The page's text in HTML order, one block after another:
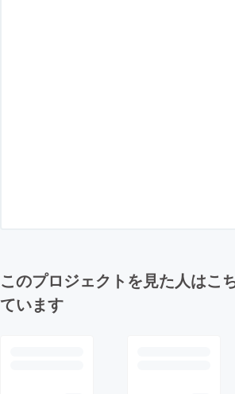
このプロジェクトを見た人はこ
ています